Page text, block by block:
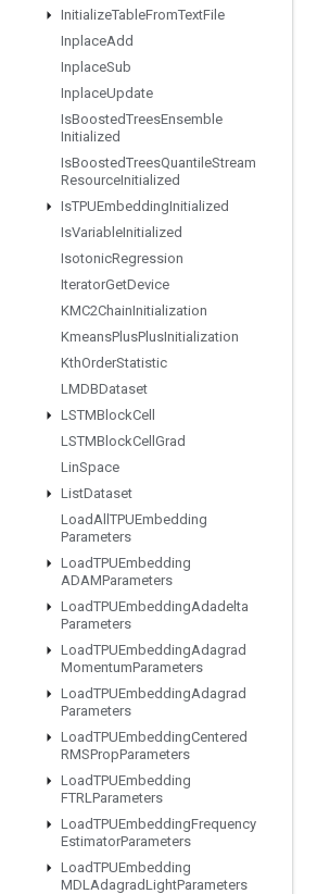
InitializeTableFromTextFile
InplaceAdd
InplaceSub
InplaceUpdate
IsBoostedTreesEnsemble
Initialized
IsBoostedTreesQuantileStream
ResourceInitialized
IsTPUEmbeddingInitialized
IsVariableInitialized
IsotonicRegression
IteratorGetDevice
KMC2ChainInitialization
KmeansPlusPlusInitialization
KthOrderStatistic
LMDBDataset
LSTMBlockCell
LSTMBlockCell Grad
LinSpace
ListDataset
LoadAll TPUEmbedding
Parameters
LoadTPUEmbedding
ADAMParameters
LoadTPUEmbeddingAdadelta
Parameters
LoadTPUEmbeddingAdagrad
MomentumParameters
LoadTPUEmbeddingAdagrad
Parameters
LoadTPUEmbeddingCentered
RMSPropParameters
LoadTPUEmbedding
FTRLParameters
LoadTPUEmbeddingFrequency
EstimatorParameters
LoadTPUEmbedding
MDLAdagradLightParameters